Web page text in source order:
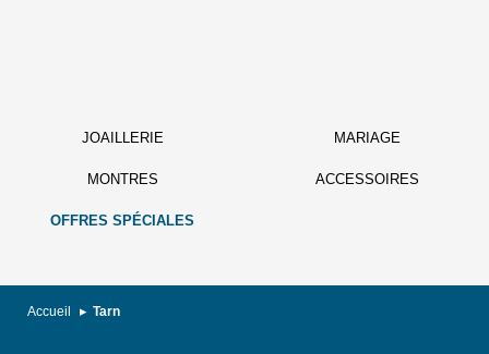
JOAILLERIE MARIAGE
MONTRES ACCESSOIRES
OFFRES SPÉCIALES
Accueil Tarn